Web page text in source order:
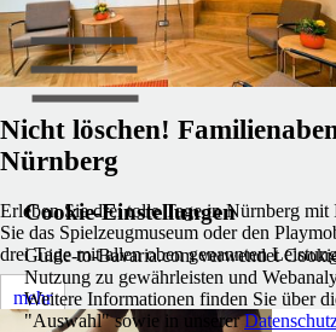
Nicht löschen!
Nürnberg
Erleben Sie drei tolle Tage in Nürnberg mit
Sie das Spielzeugmuseum oder den
drei Tage mit allen oben genannten
mehr
Cookie-Einstellungen
Guide-to-Bavaria.com verwendet
Nutzung zu gewährleisten und
Weitere Informationen finden Sie über
"Auswahl" sowie in unserer